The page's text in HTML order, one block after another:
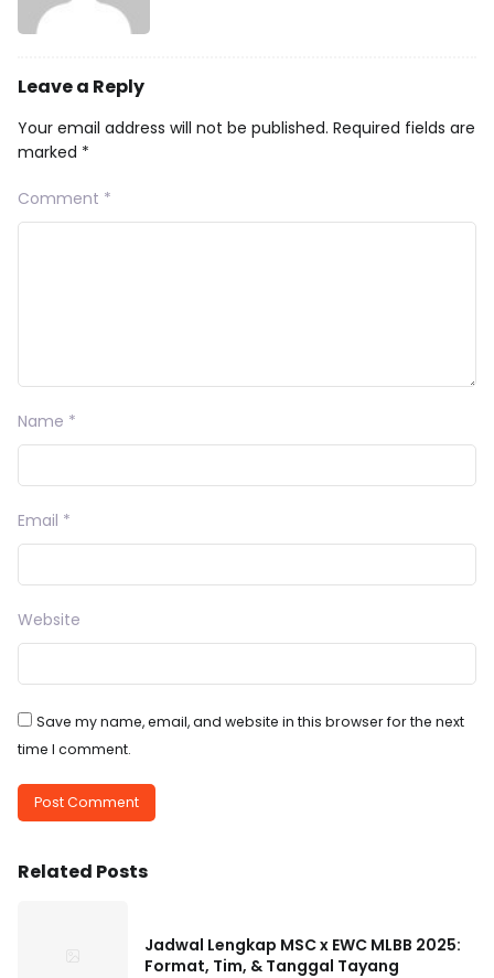
Leave a Reply
Your email address will not be published. Required fields are
marked *
Comment *
Name *
Email *
Website
Save my name, email, and website in this browser for the next
time I comment.
Related Posts
Jadwal Lengkap MSC x EWC MLBB 2025:
Format, Tim, & Tanggal Tayang